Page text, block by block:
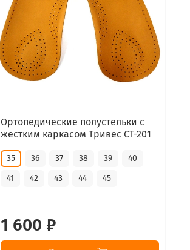
Ортопедические полустельки с
жестким каркасом Тривес CT-201
35 36 37 38 39
40
41
42 43 44 45
1 600 ₽